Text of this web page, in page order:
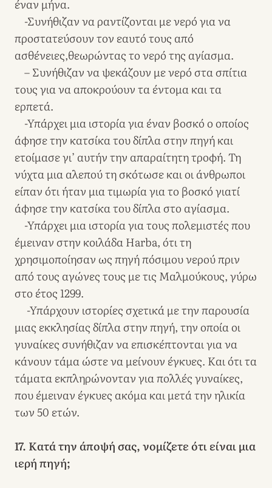
έναν μήνα.
-Συνήθιζαν να ραντίζονται με νερό για να
προστατεύσουν τον εαυτό τους από
ασθένειες,θεωρώντας το νερό της αγίασμα.
– Συνήθιζαν να ψεκάζουν με νερό στα σπίτια
τους για να αποκρούουν τα έντομα και τα
ερπετά.
-Υπάρχει μια ιστορία για έναν βοσκό ο οποίος
άφησε την κατσίκα του δίπλα στην πηγή και
ετοίμασε γι’ αυτήν την απαραίτητη τροφή. Τη
νύχτα μια αλεπού τη σκότωσε και οι άνθρωποι
είπαν ότι ήταν μια τιμωρία για το βοσκό γιατί
άφησε την κατσίκα του δίπλα στο αγίασμα.
-Υπάρχει μια ιστορία για τους πολεμιστές που
έμειναν στην κοιλάδα Harba, ότι τη
χρησιμοποίησαν ως πηγή πόσιμου νερού πριν
από τους αγώνες τους με τις Mαλμούκους, γύρω
στο έτος 1299.
-Υπάρχουν ιστορίες σχετικά με την παρουσία
μιας εκκλησίας δίπλα στην πηγή, την οποία οι
γυναίκες συνήθιζαν να επισκέπτονται για να
κάνουν τάμα ώστε να μείνουν έγκυες. Και ότι τα
τάματα εκπληρώνονταν για πολλές γυναίκες,
που έμειναν έγκυες ακόμα και μετά την ηλικία
των 50 ετών.
17. Κατά την άποψή σας, νομίζετε ότι είναι μια
ιερή πηγή;